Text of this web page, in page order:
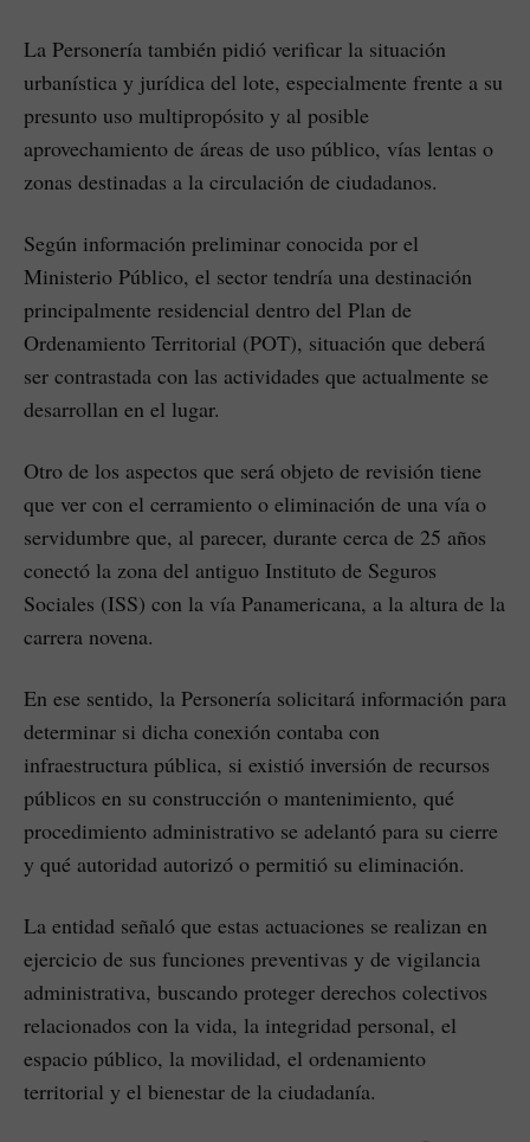
La Personería también pidió verificar la situación
urbanística y jurídica del lote, especialmente frente a su
presunto uso multipropósito y al posible
aprovechamiento de áreas de uso público, vías lentas o
zonas destinadas a la circulación de ciudadanos.
Según información preliminar conocida por el
Ministerio Público, el sector tendría una destinación
principalmente residencial dentro del Plan de
Ordenamiento Territorial (POT), situación que deberá
ser contrastada con las actividades que actualmente se
desarrollan en el lugar.
Otro de los aspectos que será objeto de revisión tiene
que ver con el cerramiento o eliminación de una vía o
servidumbre que, al parecer, durante cerca de 25 años
conectó la zona del antiguo Instituto de Seguros
Sociales (ISS) con la vía Panamericana, a la altura de la
carrera novena.
En ese sentido, la Personería solicitará información para
determinar si dicha conexión contaba con
infraestructura pública, si existió inversión de recursos
públicos en su construcción o mantenimiento, qué
procedimiento administrativo se adelantó para su cierre
y qué autoridad autorizó o permitió su eliminación.
La entidad señaló que estas actuaciones se realizan en
ejercicio de sus funciones preventivas y de vigilancia
administrativa, buscando proteger derechos colectivos
relacionados con la vida, la integridad personal, el
espacio público, la movilidad, el ordenamiento
territorial y el bienestar de la ciudadanía.